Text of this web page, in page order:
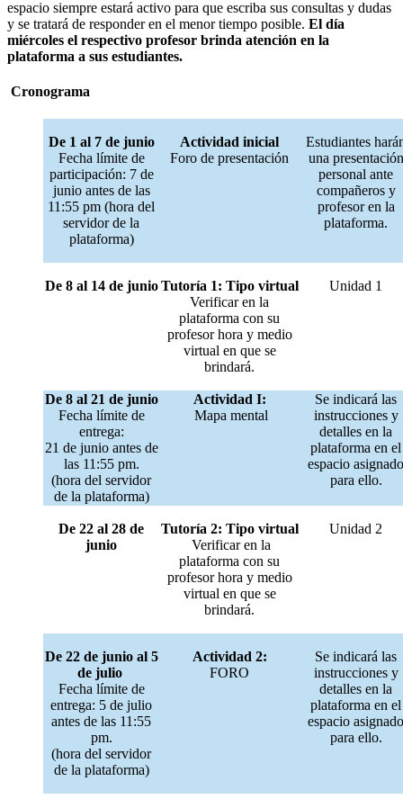
espacio siempre estará activo para que escriba sus consultas y dudas
y se tratará de responder en el menor tiempo posible. El día
miércoles el respectivo profesor brinda atención en la
plataforma a sus estudiantes.
Cronograma
De 1 al 7 de junio
Fecha límite de
participación: 7 de
junio antes de las
11:55 pm (hora del
servidor de la
plataforma)
Actividad inicial
Foro de presentación
Estudiantes
una presentación
personal ante
compañeros y
profesor en la
plataforma.
De 8 al 14 de junio Tutoría 1: Tipo virtual
Verificar en la
plataforma con su
profesor hora y medio
virtual en que se
brindará.
Unidad 1
De 8 al 21 de junio
Fecha límite de
entrega:
21 de junio antes de
las 11:55 pm.
(hora del servidor
de la plataforma)
Actividad I:
Mapa mental
Se indicará las
instrucciones y
detalles en la
plataforma en el
espacio asignado
para ello.
De 22 al 28 de
junio
Tutoría 2: Tipo virtual
Verificar en la
plataforma con su
profesor hora y medio
virtual en que se
brindará.
Unidad 2
De 22 de junio al 5
de julio
Fecha límite de
entrega: 5 de julio
antes de las 11:55
pm.
(hora del servidor
de la plataforma)
Actividad 2:
FORO
Se indicará las
instrucciones y
detalles en la
plataforma en el
espacio asignado
para ello.